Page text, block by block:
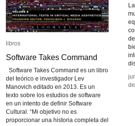
libros
Software Takes Command
Software Takes Command es un libro
del teórico e investigador Lev
Manovich editado en 2013. Es un
texto sobre los estudios de software
en un intento de definir Software
Cultural. “Mi objetivo no es
proporcionar una historia completa del
libros
Software Takes Command